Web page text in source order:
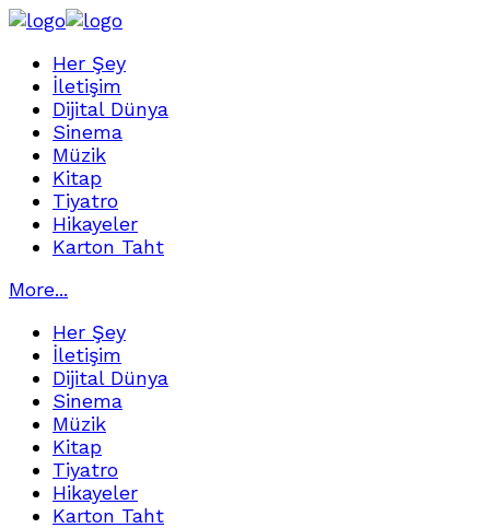
Her Şey
İletişim
Dijital Dünya
Sinema
Müzik
Kitap
Tiyatro
Hikayeler
Karton Taht
More...
Her Şey
İletişim
Dijital Dünya
Sinema
Müzik
Kitap
Tiyatro
Hikayeler
Karton Taht